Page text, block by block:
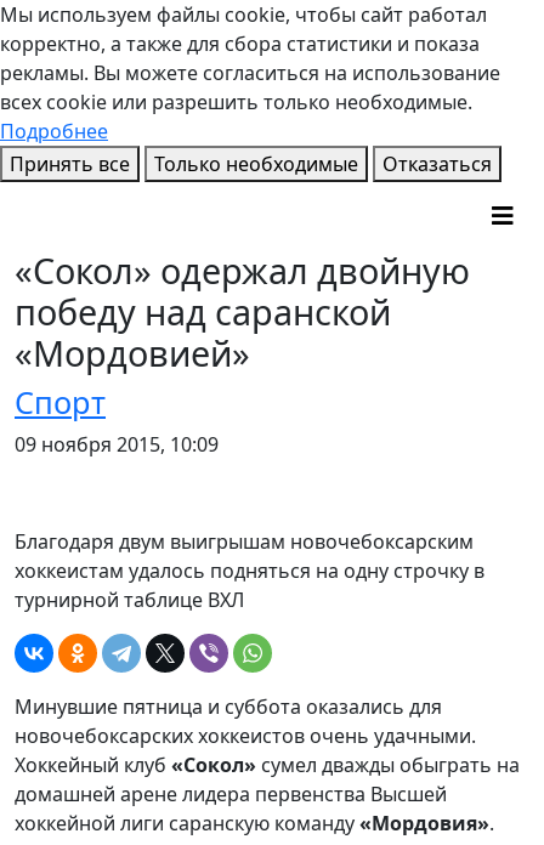
Мы используем файлы cookie, чтобы сайт работал
корректно, а также для сбора статистики и показа
рекламы. Вы можете согласиться на использование
всех cookie или разрешить только необходимые.
Подробнее
Принять все
Только необходимые Отказаться
«Сокол» одержал двойную
победу над саранской
«Мордовией»
Спорт
09 ноября 2015, 10:09
Благодаря двум выигрышам новочебоксарским
хоккеистам удалось подняться на одну строчку в
турнирной таблице ВХЛ
Минувшие пятница и суббота оказались для
новочебоксарских хоккеистов очень удачными.
Хоккейный клуб «Сокол» сумел дважды обыграть на
домашней арене лидера первенства Высшей
хоккейной лиги саранскую команду«Мордовия».